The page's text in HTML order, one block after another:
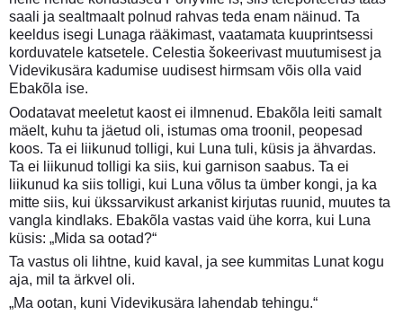
saali ja sealtmaalt polnud rahvas teda enam näinud. Ta
keeldus isegi Lunaga rääkimast, vaatamata kuuprintsessi
korduvatele katsetele. Celestia šokeerivast muutumisest ja
Videvikusära kadumise uudisest hirmsam võis olla vaid
Ebakõla ise.
Oodatavat meeletut kaost ei ilmnenud. Ebakõla leiti samalt
mäelt, kuhu ta jäetud oli, istumas oma troonil, peopesad
koos. Ta ei liikunud tolligi, kui Luna tuli, küsis ja ähvardas.
Ta ei liikunud tolligi ka siis, kui garnison saabus. Ta ei
liikunud ka siis tolligi, kui Luna võlus ta ümber kongi, ja ka
mitte siis, kui ükssarvikust arkanist kirjutas ruunid, muutes ta
vangla kindlaks. Ebakõla vastas vaid ühe korra, kui Luna
küsis: „Mida sa ootad?“
Ta vastus oli lihtne, kuid kaval, ja see kummitas Lunat kogu
aja, mil ta ärkvel oli.
„Ma ootan, kuni Videvikusära lahendab tehingu.“